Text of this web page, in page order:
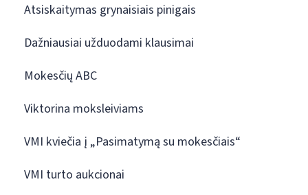
Atsiskaitymas grynaisiais pinigais
Dažniausiai užduodami klausimai
Mokesčių ABC
Viktorina moksleiviams
VMI kviečia į „Pasimatymą su mokesčiais“
VMI turto aukcionai